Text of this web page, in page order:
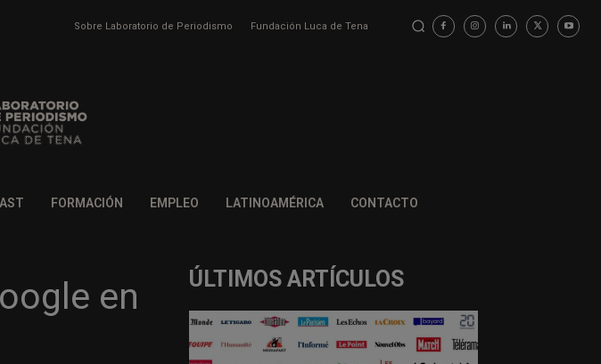
Sobre Laboratorio de Periodismo Fundación Luca de Tena
FORMACIÓN EMPLEO LATINOAMÉRICA CONTACTO
en
ÚLTIMOS ARTÍCULOS